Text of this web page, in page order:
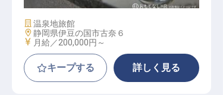
施設業態
温泉地旅館
勤務地
静岡県伊豆の国市古奈６
給与
月給／200,000円～
キープする 詳しく見る